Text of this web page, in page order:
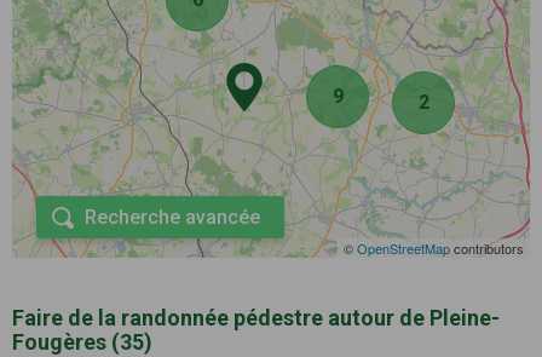
2
9
©OpenStreetMapcontributors
Recherche avancée
Faire de la randonnée pédestre autour de Pleine-
Fougères (35)